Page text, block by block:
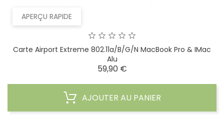
APERÇU RAPIDE
Carte Airport Extreme 802.11a/b/g/n MacBook Pro & IMac
Alu
59,90 €Prix
AJOUTER AU PANIER